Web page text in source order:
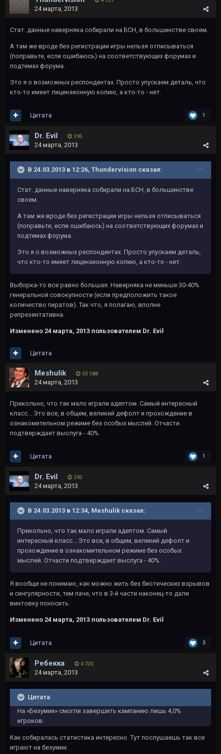
24 марта, 2013
Стат. данные наверняка собирали на БСН, в большинстве своем.
А там же вроде без регистрации игры нельзя отписываться
(поправьте, если ошибаюсь) на соответствующих форумах и
подтемах форума.
Это я о возможных респондентах. Просто упускаем деталь, что
кто-то имеет лицензионную копию, а кто-то - нет.
1
Цитата
Dr. Evil 395
24 марта, 2013
В 24.03.2013 в 12:26, Thundervision сказал:
Стат. данные наверняка собирали на БСН, в большинстве
своем.
А там же вроде без регистрации игры нельзя отписываться
(поправьте, если ошибаюсь) на соответствующих форумах и
подтемах форума.
Это я о возможных респондентах. Просто упускаем деталь,
что кто-то имеет лицензионную копию, а кто-то - нет.
Выборка-то все равно большая. Наверняка не меньше 30-40%
генеральной совокупности (если предположить такое
количество пиратов). Так что, я полагаю, вполне
репрезентативна.
Изменено 24 марта, 2013 пользователем Dr. Evil
Цитата
Meshulik 33 188
24 марта, 2013
Прикольно, что так мало играли адептом. Самый интересный
класс... Это все, в общем, великий дефолт и прохождение в
ознакомительном режиме без особых мыслей. Отчасти
подтверждает выслуга - 40%.
1
Цитата
Dr. Evil 395
24 марта, 2013
В 24.03.2013 в 12:34, Meshulik сказал:
Прикольно, что так мало играли адептом. Самый
интересный класс... Это все, в общем, великий дефолт и
прохождение в ознакомительном режиме без особых
мыслей. Отчасти подтверждает выслуга - 40%.
Я вообще не понимаю, как можно жить без биотических взрывов
и сингулярности, тем паче, что в 3-й части наконец-то дали
винтовку поносить.
Изменено 24 марта, 2013 пользователем Dr. Evil
3
Цитата
Ребекка 4 720
24 марта, 2013
Цитата
На «Безумии» смогли завершить кампанию лишь 4,0%
игроков.
Как собиралась статистика интересно. Тут послушаешь так все
играют на безумии.